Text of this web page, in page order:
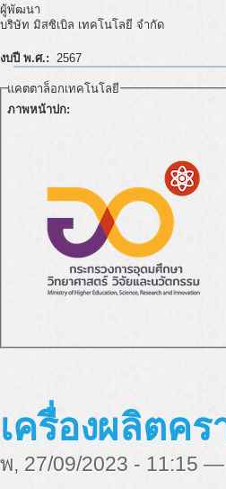
ผู้พัฒนา
บริษัท มิสซิเบิล เทคโนโลยี จำกัด
งบปี พ.ศ.: 2567
แคตตาล็อกเทคโนโลยี
ภาพหน้าปก:
เครื่องผลิตค
พ, 27/09/2023 - 11:15